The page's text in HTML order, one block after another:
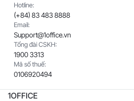
Hotline:
(+84) 83 483 8888
Email:
Support@1office.vn
Tổng đài CSKH:
1900 3313
Mã số thuế:
0106920494
1OFFICE